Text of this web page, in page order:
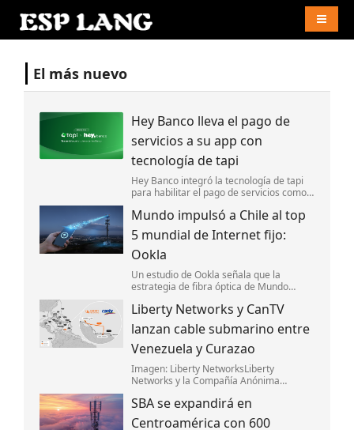
El más nuevo
Hey Banco lleva el pago de
servicios a su app con
tecnología de tapi
Hey Banco integró la tecnología de tapi
para habilitar el pago de servicios como
México.
Mundo impulsó a Chile al top
5 mundial de Internet fijo:
Ookla
Un estudio de Ookla señala que la
estrategia de fibra óptica de Mundo
posicionar a Chile entre los cinco países
con el Internet fijo más rápido del mundo.
Liberty Networks y CanTV
lanzan cable submarino entre
Venezuela y Curazao
Imagen: Liberty NetworksLiberty
Networks y la Compañía Anónima
lanzaron Fénix,un nuevo sistema de cable
submarino de fibra óptica que conectará
SBA se expandirá en
Centroamérica con 600